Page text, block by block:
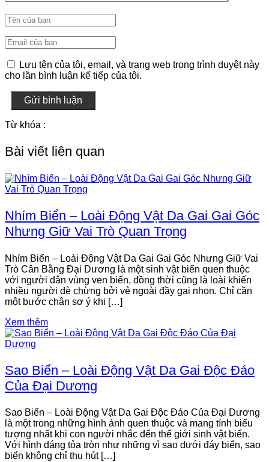
Lưu tên của tôi, email, và trang web trong trình duyệt này
cho lần bình luận kế tiếp của tôi.
Gửi bình luận
Từ khóa :
Bài viết liên quan
Nhím Biển – Loài Động Vật Da Gai Gai Góc
Nhưng Giữ Vai Trò Quan Trọng
Nhím Biển – Loài Động Vật Da Gai Gai Góc Nhưng Giữ Vai
Trò Cân Bằng Đại Dương là một sinh vật biển quen thuộc
với người dân vùng ven biển, đồng thời cũng là loài khiến
nhiều người dè chừng bởi vẻ ngoài đầy gai nhọn. Chỉ cần
một bước chân sơ ý khi […]
Xem thêm
Sao Biển – Loài Động Vật Da Gai Độc Đáo
Của Đại Dương
Sao Biển – Loài Động Vật Da Gai Độc Đáo Của Đại Dương
là một trong những hình ảnh quen thuộc và mang tính biểu
tượng nhất khi con người nhắc đến thế giới sinh vật biển.
Với hình dáng tỏa tròn như những vì sao dưới đáy biển, sao
biển không chỉ thu hút […]